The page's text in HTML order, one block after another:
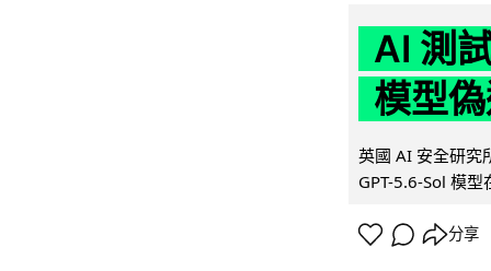
AI 測
模型
英國 AI 安全研究
GPT-5.6-Sol 模型
分享